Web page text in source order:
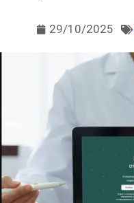
29/10/2025